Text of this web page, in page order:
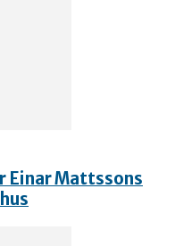
Einar Mattssons